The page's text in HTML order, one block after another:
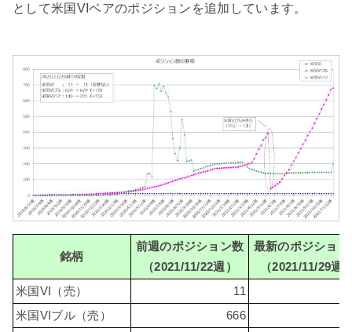
として米国VIベアのポジションを追加しています。
銘柄
前週のポジション数
（2021/11/22週）
最新のポジション
（2021/11/29週
米国VI（売）
11
米国VIブル（売）
666